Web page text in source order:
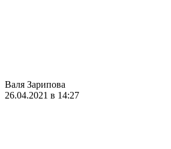
Валя Зарипова
26.04.2021 в 14:27